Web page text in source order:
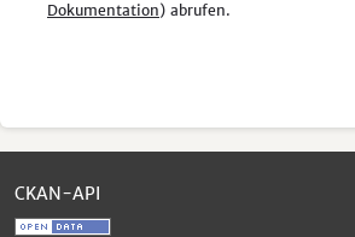
Dokumentation) abrufen.
CKAN-API